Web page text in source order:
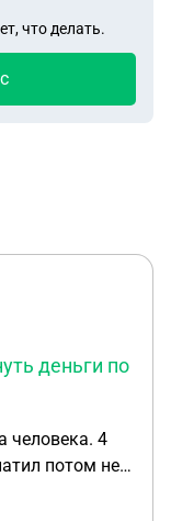
что делать.
деньги по
человека. 4
потом не
назад